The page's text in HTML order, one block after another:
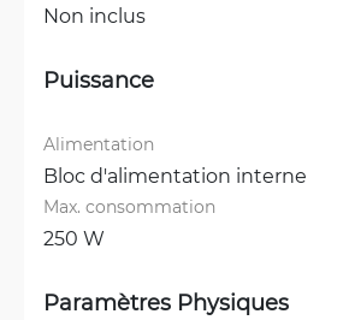
Non inclus
Puissance
Alimentation
Bloc d'alimentation interne
Max. consommation
250 W
Paramètres Physiques